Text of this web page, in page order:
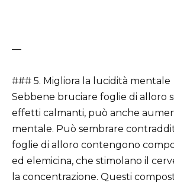
—
### 5. Migliora la lucidità mentale
Sebbene bruciare foglie di alloro
effetti calmanti, può anche
mentale. Può sembrare
foglie di alloro contengono
ed elemicina, che stimolano il
la concentrazione. Questi